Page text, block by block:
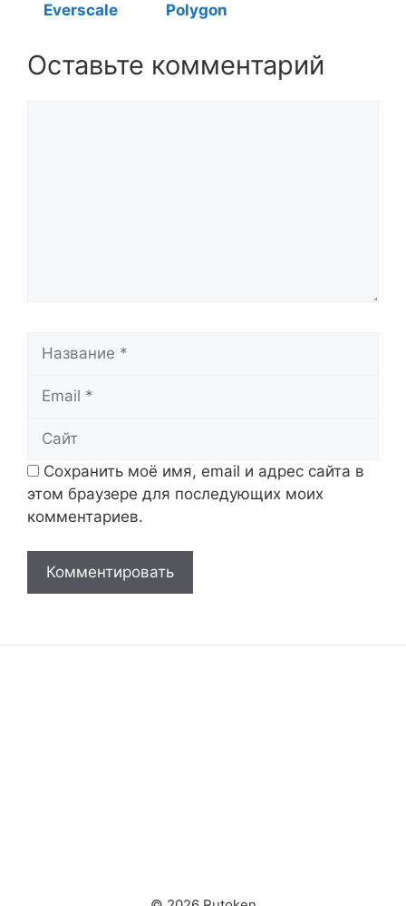
Everscale Polygon
Оставьте комментарий
Сохранить моё имя, email и адрес сайта в
этом браузере для последующих моих
комментариев.